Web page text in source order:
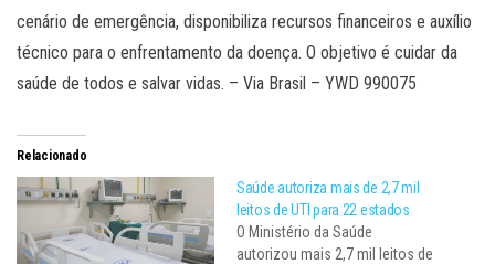
cenário de emergência, disponibiliza recursos financeiros e auxílio
técnico para o enfrentamento da doença. O objetivo é cuidar da
saúde de todos e salvar vidas. – Via Brasil – YWD 990075
Relacionado
Saúde autoriza mais de 2,7 mil
leitos de UTI para 22 estados
O Ministério da Saúde
autorizou mais 2,7 mil leitos de